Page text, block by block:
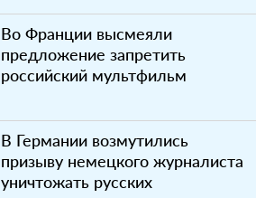
Во Франции высмеяли
предложение запретить
российский мультфильм
В Германии возмутились
призыву немецкого журналиста
уничтожать русских